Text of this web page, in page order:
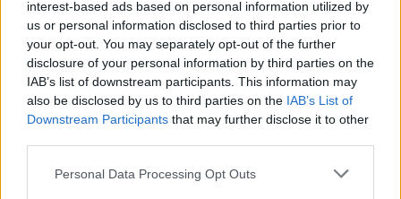
interest-based ads based on personal information utilized by
us or personal information disclosed to third parties prior to
your opt-out. You may separately opt-out of the further
disclosure of your personal information by third parties on the
IAB’s list of downstream participants. This information may
also be disclosed by us to third parties on the IAB’s List of
Downstream Participants that may further disclose it to other
Please note that this website/app uses one or more Google
Personal Data Processing Opt Outs
Meccs Center